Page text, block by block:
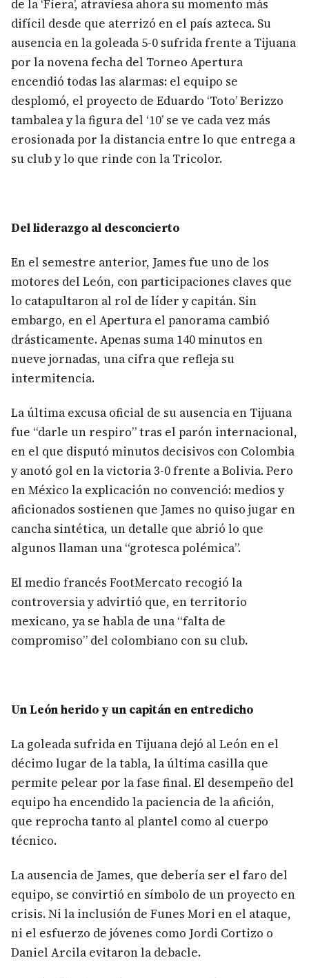
de la ‘Fiera’, atraviesa ahora su momento más
difícil desde que aterrizó en el país azteca. Su
ausencia en la goleada 5-0 sufrida frente a Tijuana
por la novena fecha del Torneo Apertura
encendió todas las alarmas: el equipo se
desplomó, el proyecto de Eduardo ‘Toto’ Berizzo
tambalea y la figura del ‘10’ se ve cada vez más
erosionada por la distancia entre lo que entrega a
su club y lo que rinde con la Tricolor.
Del liderazgo al desconcierto
En el semestre anterior, James fue uno de los
motores del León, con participaciones claves que
lo catapultaron al rol de líder y capitán. Sin
embargo, en el Apertura el panorama cambió
drásticamente. Apenas suma 140 minutos en
nueve jornadas, una cifra que refleja su
intermitencia.
La última excusa oficial de su ausencia en Tijuana
fue “darle un respiro” tras el parón internacional,
en el que disputó minutos decisivos con Colombia
y anotó gol en la victoria 3-0 frente a Bolivia. Pero
en México la explicación no convenció: medios y
aficionados sostienen que James no quiso jugar en
cancha sintética, un detalle que abrió lo que
algunos llaman una “grotesca polémica”.
El medio francés FootMercato recogió la
controversia y advirtió que, en territorio
mexicano, ya se habla de una “falta de
compromiso” del colombiano con su club.
Un León herido y un capitán en entredicho
La goleada sufrida en Tijuana dejó al León en el
décimo lugar de la tabla, la última casilla que
permite pelear por la fase final. El desempeño del
equipo ha encendido la paciencia de la afición,
que reprocha tanto al plantel como al cuerpo
técnico.
La ausencia de James, que debería ser el faro del
equipo, se convirtió en símbolo de un proyecto en
crisis. Ni la inclusión de Funes Mori en el ataque,
ni el esfuerzo de jóvenes como Jordi Cortizo o
Daniel Arcila evitaron la debacle.